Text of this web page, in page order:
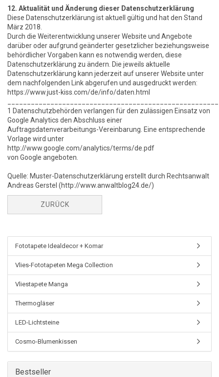
12. Aktualität und Änderung dieser Datenschutzerklärung
Diese Datenschutzerklärung ist aktuell gültig und hat den Stand
März 2018.
Durch die Weiterentwicklung unserer Website und Angebote
darüber oder aufgrund geänderter gesetzlicher beziehungsweise
behördlicher Vorgaben kann es notwendig werden, diese
Datenschutzerklärung zu ändern. Die jeweils aktuelle
Datenschutzerklärung kann jederzeit auf unserer Website unter
dem nachfolgenden Link abgerufen und ausgedruckt werden:
https://www.just-kiss.com/de/info/daten.html
1 Datenschutzbehörden verlangen für den zulässigen Einsatz von
Google Analytics den Abschluss einer
Auftragsdatenverarbeitungs-Vereinbarung. Eine entsprechende
Vorlage wird unter
http://www.google.com/analytics/terms/de.pdf
von Google angeboten.
Quelle: Muster-Datenschutzerklärung erstellt durch Rechtsanwalt
Andreas Gerstel (http://www.anwaltblog24.de/)
ZURÜCK
Fototapete Idealdecor + Komar
Vlies-Fototapeten Mega Collection
Vliestapete Manga
Thermogläser
LED-Lichtsteine
Cosmo-Blumenkissen
Bestseller